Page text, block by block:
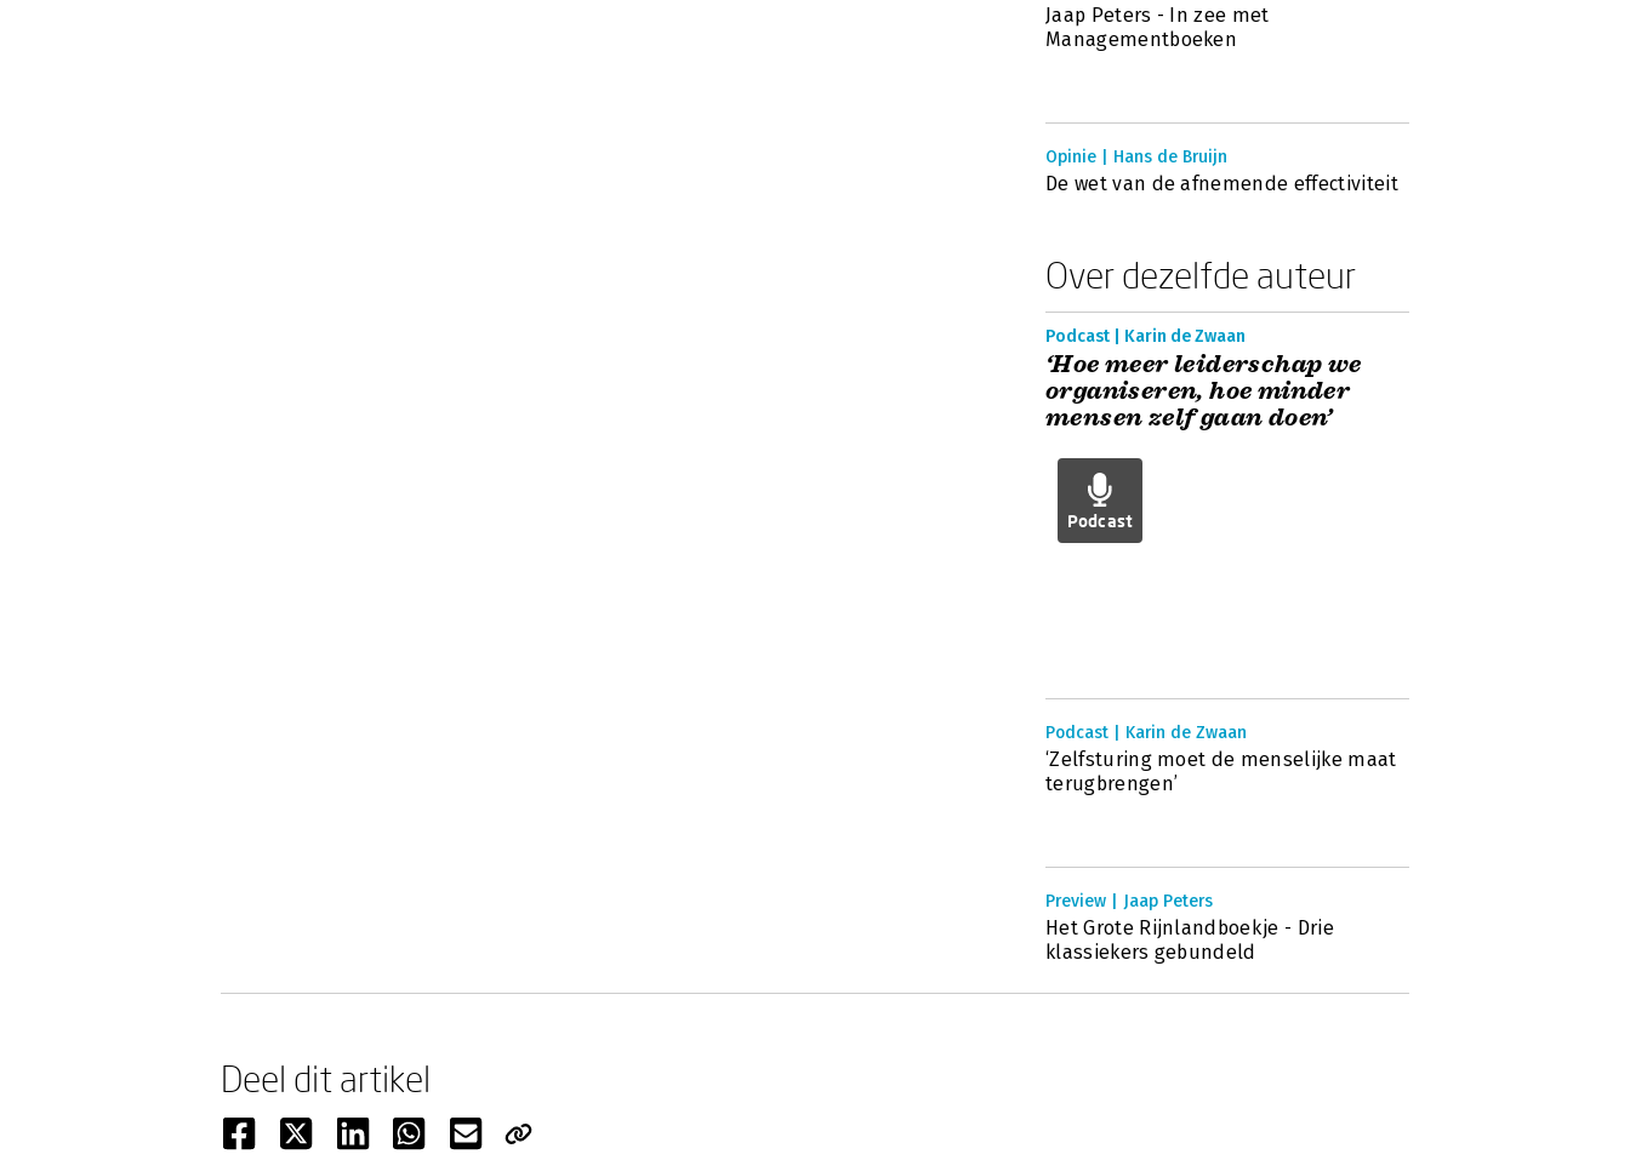
Jaap Peters - In zee met
Managementboeken
Opinie | Hans de Bruijn
De wet van de afnemende effectiviteit
Over dezelfde auteur
Podcast | Karin de Zwaan
‘Hoe meer leiderschap we
organiseren, hoe minder
mensen zelf gaan doen’
Podcast
Podcast | Karin de Zwaan
‘Zelfsturing moet de menselijke maat
terugbrengen’
Preview | Jaap Peters
Het Grote Rijnlandboekje - Drie
klassiekers gebundeld
Deel dit artikel